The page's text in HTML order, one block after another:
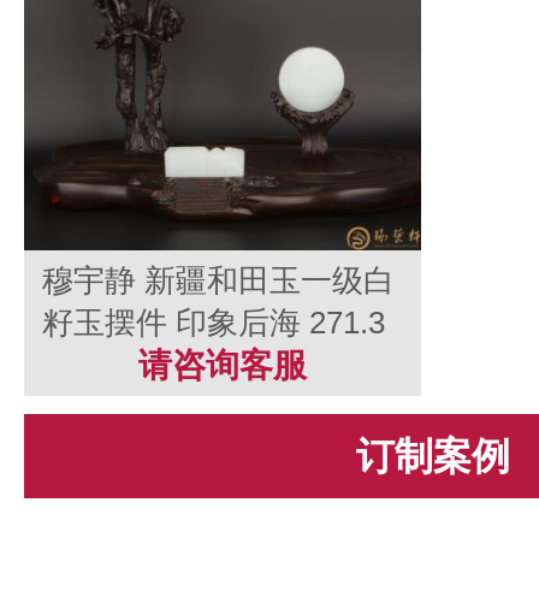
穆宇静 新疆和田玉一级白
籽玉摆件 印象后海 271.3
请咨询客服
订制案例